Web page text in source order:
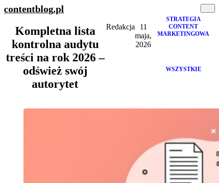
contentblog.pl
Kompletna lista
kontrolna audytu
treści na rok 2026 –
odśwież swój
autorytet
Redakcja
11
maja,
2026
STRATEGIA
CONTENT
MARKETINGOWA
WSZYSTKIE